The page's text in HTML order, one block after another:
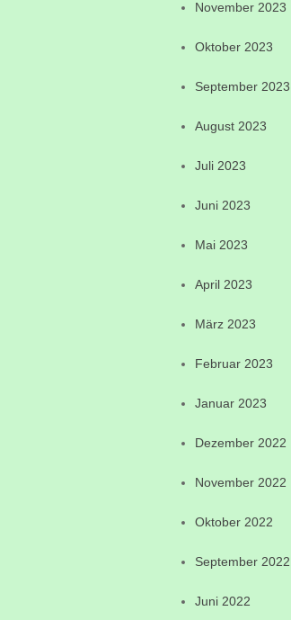
November 2023
Oktober 2023
September 2023
August 2023
Juli 2023
Juni 2023
Mai 2023
April 2023
März 2023
Februar 2023
Januar 2023
Dezember 2022
November 2022
Oktober 2022
September 2022
Juni 2022